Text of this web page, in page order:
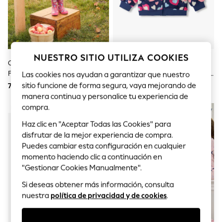
Sets & Outfits
Tops
T-Shirts
Nightwear & Pyjamas
Trousers & Leggings
Shirts & Blouses
Shorts & Skirts
Babygrows & Sleepsuits
Jeans
Jumpsuits & Playsuits
Tops
Dresses
Shorts
Skirts
Sandals & Sliders
Rash Vests
Sun Safe Swimwear
Sun Hats & Caps
Shop All Footwear
New In
Chaqueta Con Forro Sherpa Con
Flores Pequeñas De Hatley
78 €
Sudadera Con Capucha Y
Cremallera De Polar Con Diseño
De Muchos Corazones De Hatley
54 €
NOVEDADES
NUESTRO SITIO UTILIZA COOKIES
Las cookies nos ayudan a garantizar que nuestro
sitio funcione de forma segura, vaya mejorando de
manera continua y personalice tu experiencia de
compra.
Haz clic en "Aceptar Todas las Cookies" para
disfrutar de la mejor experiencia de compra.
Puedes cambiar esta configuración en cualquier
momento haciendo clic a continuación en
"Gestionar Cookies Manualmente".
Si deseas obtener más información, consulta
nuestra política de privacidad y de cookies.